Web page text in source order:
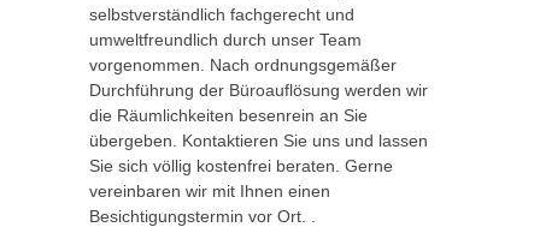
selbstverständlich fachgerecht und
umweltfreundlich durch unser Team
vorgenommen. Nach ordnungsgemäßer
Durchführung der Büroauflösung werden wir
die Räumlichkeiten besenrein an Sie
übergeben. Kontaktieren Sie uns und lassen
Sie sich völlig kostenfrei beraten. Gerne
vereinbaren wir mit Ihnen einen
Besichtigungstermin vor Ort. .